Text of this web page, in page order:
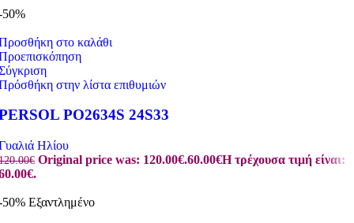
50%
στο καλάθι
στην λίστα επιθυμιών
PO2634S 24S33
Ηλίου
€ Original price was: 120.00€.60.00€Η τρέχουσα τιμή είναι:
50% Εξαντλημένο